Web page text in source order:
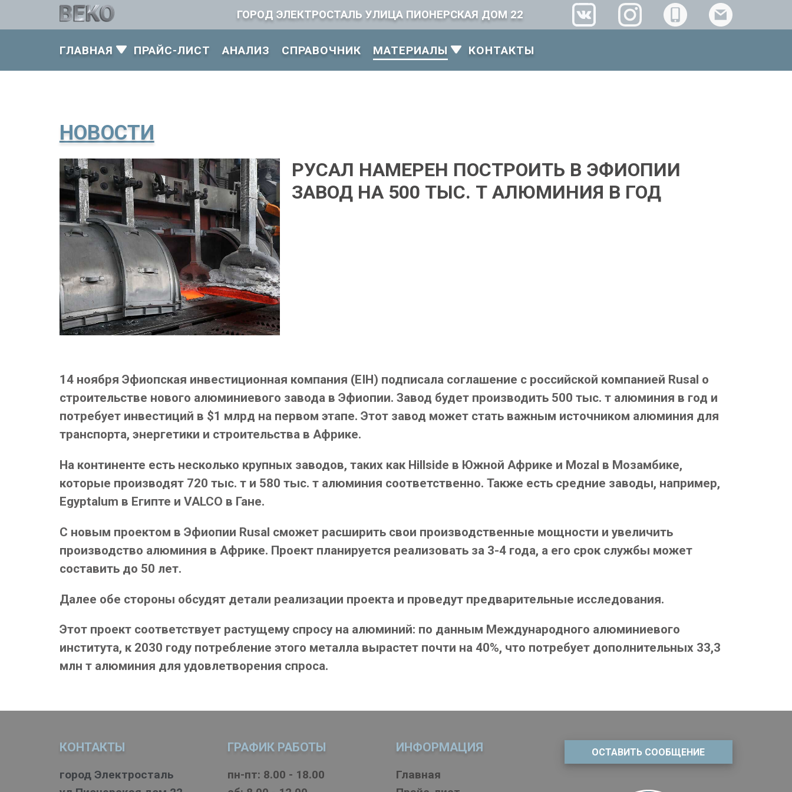
ГОРОД ЭЛЕКТРОСТАЛЬ УЛИЦА ПИОНЕРСКАЯ ДОМ 22
ГЛАВНАЯ ПРАЙС-ЛИСТ АНАЛИЗ
СПРАВОЧНИК
МАТЕРИАЛЫ
КОНТАКТЫ
НОВОСТИ
РУСАЛ НАМЕРЕН ПОСТРОИТЬ В ЭФИОПИИ
ЗАВОД НА 500 ТЫС. Т АЛЮМИНИЯ В ГОД
14 ноября Эфиопская инвестиционная компания (EIH) подписала соглашение с российской компанией Rusal о
строительстве нового алюминиевого завода в Эфиопии. Завод будет производить 500 тыс. т алюминия в год и
потребует инвестиций в $1 млрд на первом этапе. Этот завод может стать важным источником алюминия для
транспорта, энергетики и строительства в Африке.
На континенте есть несколько крупных заводов, таких как Hillside в Южной Африке и Mozal в Мозамбике,
которые производят 720 тыс. т и 580 тыс. т алюминия соответственно. Также есть средние заводы, например,
Egyptalum в Египте и VALCO в Гане.
С новым проектом в Эфиопии Rusal сможет расширить свои производственные мощности и увеличить
производство алюминия в Африке. Проект планируется реализовать за 3-4 года, а его срок службы может
составить до 50 лет.
Далее обе стороны обсудят детали реализации проекта и проведут предварительные исследования.
Этот проект соответствует растущему спросу на алюминий: по данным Международного алюминиевого
института, к 2030 году потребление этого металла вырастет почти на 40%, что потребует дополнительных 33,3
млн т алюминия для удовлетворения спроса.
КОНТАКТЫ
город Электросталь
ГРАФИК РАБОТЫ
пн-пт: 8.00 - 18.00
ИНФОРМАЦИЯ
Главная
ОСТАВИТЬ СООБЩЕНИЕ